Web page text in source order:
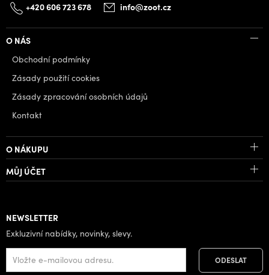
+420 606 723 678 info@zoot.cz
O NÁS
Obchodní podmínky
Zásady použití cookies
Zásady zpracování osobních údajů
Kontakt
O NÁKUPU
MŮJ ÚČET
NEWSLETTER
Exkluzivní nabídky, novinky, slevy.